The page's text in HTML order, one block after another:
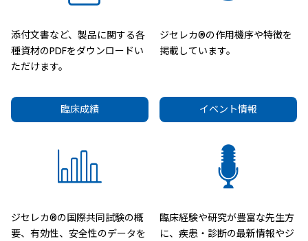
添付文書など、製品に関する各
種資材のPDFをダウンロードい
ただけます。
ジセレカ®の作用機序や特徴を
掲載しています。
臨床成績
ジセレカ®の国際共同試験の概
要、有効性、安全性のデータを
イベント情報
臨床経験や研究が豊富な先生方
に、疾患・診断の最新情報やジ